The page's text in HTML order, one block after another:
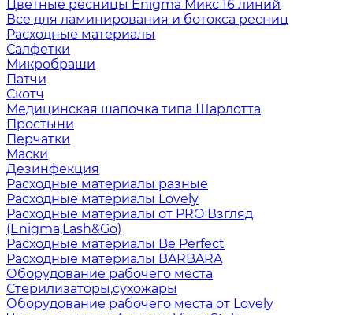
Цветные ресницы Enigma Микс 16 линий
Все для ламинирования и ботокса ресниц
Расходные материалы
Салфетки
Микробраши
Патчи
Скотч
Медицинская шапочка типа Шарлотта
Простыни
Перчатки
Маски
Дезинфекция
Расходные материалы разные
Расходные материалы Lovely
Расходные материалы от PRO Взгляд
(Enigma,Lash&Go)
Расходные материалы Be Perfect
Расходные материалы BARBARA
Оборудование рабочего места
Стерилизаторы,сухожары
Оборудование рабочего места от Lovely